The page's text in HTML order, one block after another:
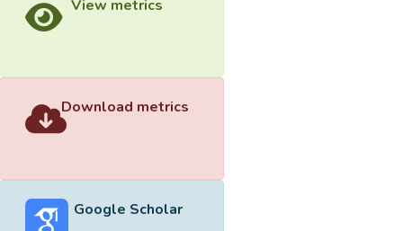
View metrics
Download metrics
Google Scholar